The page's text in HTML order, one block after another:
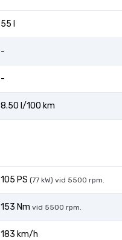
55 l
-
-
8.50 l/100 km
105 PS (77 kW) vid 5500 rpm.
153 Nm vid 5500 rpm.
183 km/h